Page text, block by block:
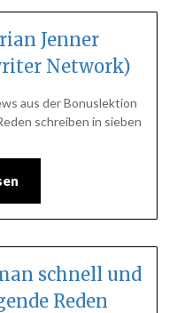
Jenner
Network)
aus der Bonuslektion
schreiben in sieben
schnell und
Reden